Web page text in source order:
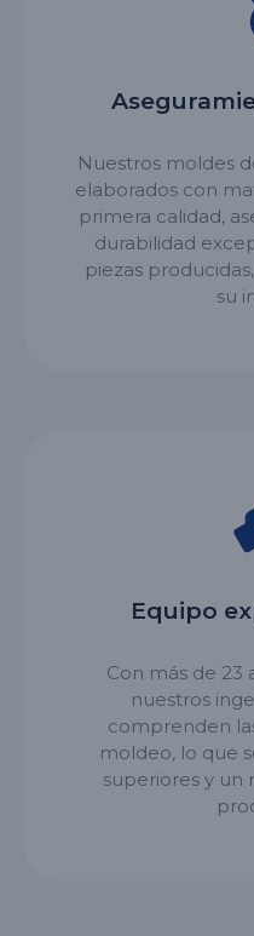
Nuestros moldes
elaborados con
primera calidad,
durabilidad
piezas
su
Equipo
Con más de 23
nuestros
comprenden
moldeo, lo que
superiores y un